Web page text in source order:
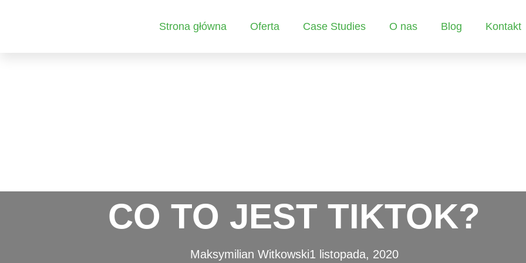
Strona główna Oferta Case Studies O nas Blog Kontakt
CO TO JEST TIKTOK?
Maksymilian Witkowski1 listopada, 2020